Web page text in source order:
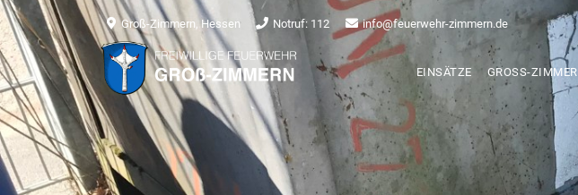
Groß-Zimmern, Hessen Notruf: 112 info@feuerwehr-zimmern.de
EINSÄTZE GROSS-ZIMMERN